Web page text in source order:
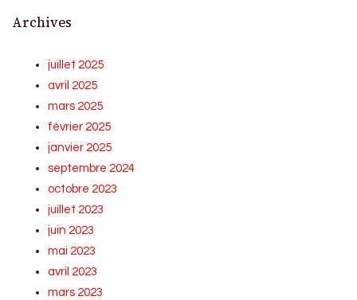
Archives
juillet 2025
avril 2025
mars 2025
février 2025
janvier 2025
septembre 2024
octobre 2023
juillet 2023
juin 2023
mai 2023
avril 2023
mars 2023